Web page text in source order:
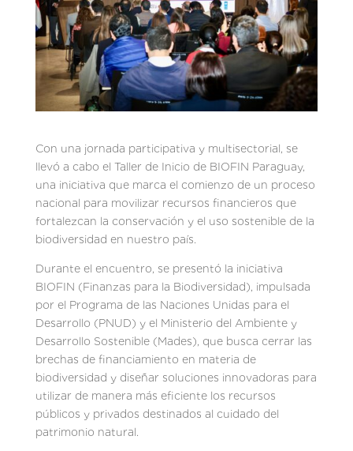
Con una jornada participativa y multisectorial, se
llevó a cabo el Taller de Inicio de BIOFIN Paraguay,
una iniciativa que marca el comienzo de un proceso
nacional para movilizar recursos financieros que
fortalezcan la conservación y el uso sostenible de la
biodiversidad en nuestro país.
Durante el encuentro, se presentó la iniciativa
BIOFIN (Finanzas para la Biodiversidad), impulsada
por el Programa de las Naciones Unidas para el
Desarrollo (PNUD) y el Ministerio del Ambiente y
Desarrollo Sostenible (Mades), que busca cerrar las
brechas de financiamiento en materia de
biodiversidad y diseñar soluciones innovadoras para
utilizar de manera más eficiente los recursos
públicos y privados destinados al cuidado del
patrimonio natural.